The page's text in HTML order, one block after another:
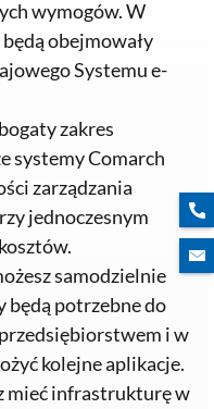
wymogów. W
obejmowały
Systemu e-
zakres
systemy Comarch
zarządzania
jednoczesnym
samodzielnie
będą potrzebne do
i w
kolejne aplikacje.
mieć infrastrukturę w